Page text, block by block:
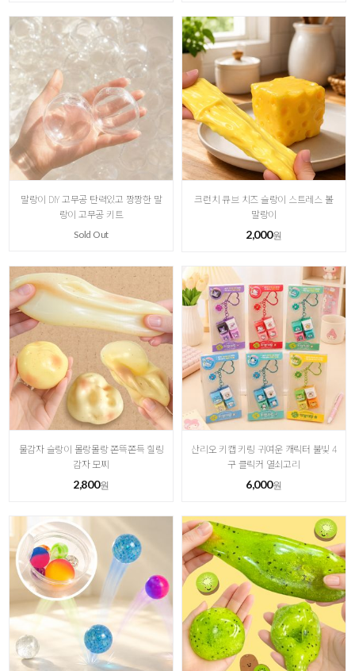
말랑이 DIY 고무공 탄력있고 짱짱한 말
랑이 고무공 키트
Sold Out
크런치 큐브 치즈 슬랑이 스트레스 볼
말랑이
2,000원
물감자 슬랑이 몰랑몰랑 쫀뜩쫀득 힐링
감자 모찌
2,800원
산리오 키캡 키링 귀여운 캐릭터 불빛 4
구 클릭커 열쇠고리
6,000원